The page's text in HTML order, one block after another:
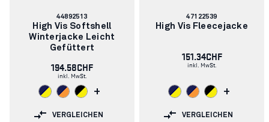
Artikelnummer:
44892513
High Vis Softshell
Winterjacke Leicht
Gefüttert
194.58CHF
inkl. MwSt.
+
VERGLEICHEN
Artikelnummer:
47122539
High Vis Fleecejacke
151.34CHF
inkl. MwSt.
+
VERGLEICHEN